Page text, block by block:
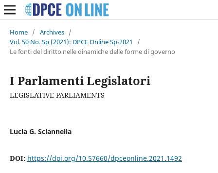
Home / Archives /
Vol. 50 No. Sp (2021): DPCE Online Sp-2021
/
Le fonti del diritto nelle dinamiche delle forme di governo
I Parlamenti Legislatori
LEGISLATIVE PARLIAMENTS
Lucia G. Sciannella
DOI: https://doi.org/10.57660/dpceonline.2021.1492